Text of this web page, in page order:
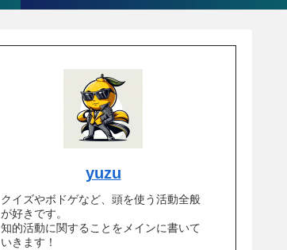
yuzu
クイズやボドゲなど、頭を使う活動全般
が好きです。
知的活動に関することをメインに書いて
いきます！